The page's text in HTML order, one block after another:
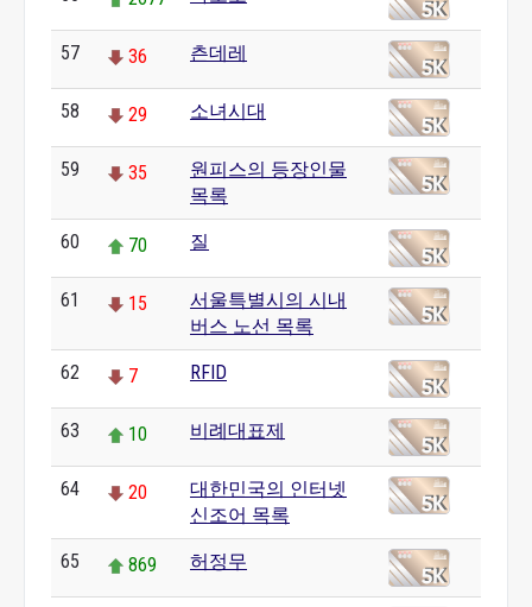
57 36 츤데레
58 29 소녀시대
59 35
원피스의 등장인물
목록
60 70 질
61 15
서울특별시의 시내
버스 노선 목록
62 7 RFID
63 10 비례대표제
64 20
대한민국의 인터넷
신조어 목록
65 869 허정무